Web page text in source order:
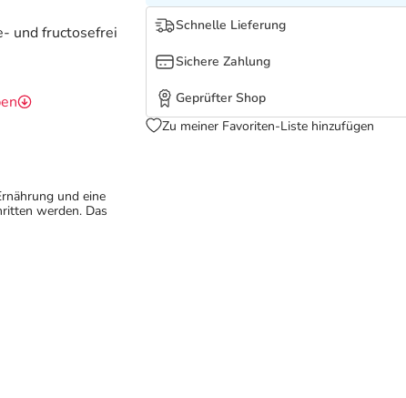
und fructosefrei
Schnelle Lieferung
Sichere Zahlung
Geprüfter Shop
Zu meiner Favoriten-Liste hinzufügen
und eine
werden. Das